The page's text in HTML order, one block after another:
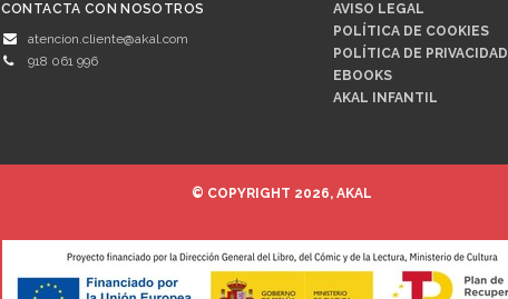
CONTACTA CON NOSOTROS
atencion.cliente@akal.com
918 061 996
AVISO LEGAL
POLÍTICA DE COOKIES
POLÍTICA DE PRIVACIDAD
EBOOKS
AKAL INFANTIL
© COPYRIGHT 2026, AKAL